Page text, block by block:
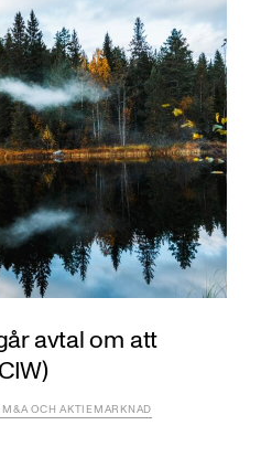
avtal om att
OCH AKTIEMARKNAD